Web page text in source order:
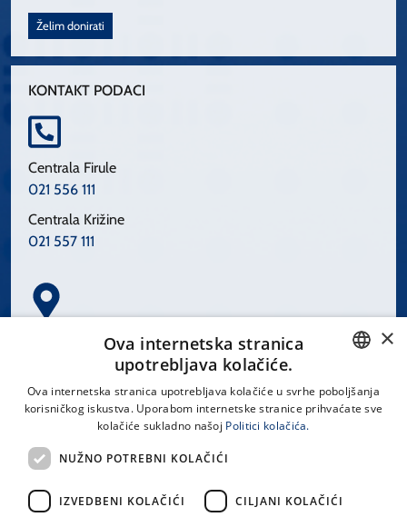
Želim donirati
KONTAKT PODACI
Centrala Firule
021 556 111
Centrala Križine
021 557 111
Spinčićeva 1, 21000 Split
LINKOVI
CROATIAN
×
Ova internetska stranica
upotrebljava kolačiće.
Ova internetska stranica upotrebljava kolačiće u svrhe poboljšanja
korisničkog iskustva. Uporabom internetske stranice prihvaćate sve
kolačiće sukladno našoj Politici kolačića.
NUŽNO POTREBNI KOLAČIĆI
IZVEDBENI KOLAČIĆI CILJANI KOLAČIĆI